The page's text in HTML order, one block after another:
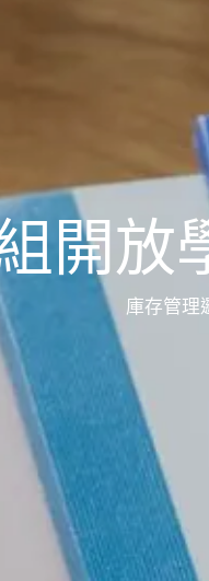
開
庫存管理